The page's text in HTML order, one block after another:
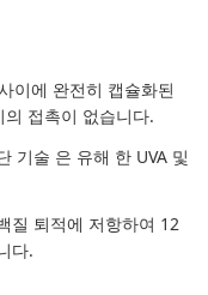
이에 완전히 캡슐화된
접촉이 없습니다.
기술 은 유해 한 UVA 및
질 퇴적에 저항하여 12
다.